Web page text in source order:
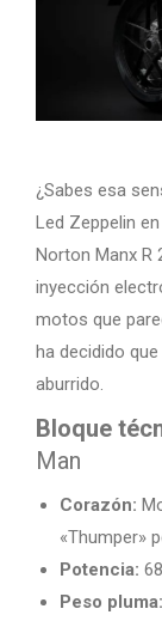
¿Sabes esa
Led Zeppelin
Norton Manx R
inyección
motos que
ha decidido
aburrido.
Bloque
Man
Corazón:
«Thumper»
Potencia:
Peso pluma: